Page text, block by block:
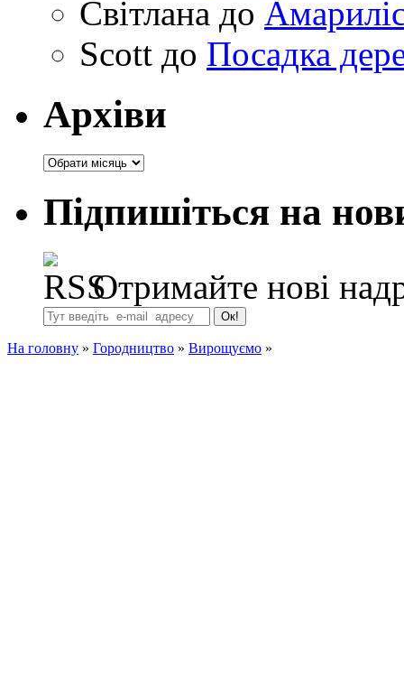
Світлана до
Scott до Посадка
Архіви
Архіви
Підпишіться на
Отримайте нові
На головну » Городництво » Вирощуємо »